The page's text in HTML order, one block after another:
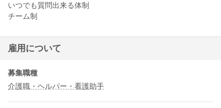
いつでも質問出来る体制
チーム制
雇用について
募集職種
介護職・ヘルパー・看護助手